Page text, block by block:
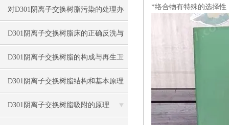
关因素
对D301阴离子交换树脂污染的处理办
法及防止措施
D301阴离子交换树脂床的正确反洗与
再生方法
D301阴离子交换树脂的构成与再生工
艺
D301阴离子交换树脂结构和基本原理
D301阴离子交换树脂吸附的原理
*络合物有特殊的选择